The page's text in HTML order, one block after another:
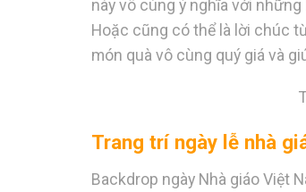
này vô cùng ý nghĩa với
Hoặc cũng có thể là lời chúc
món quà vô cùng quý giá và
Trang trí ngày lễ nhà
Backdrop ngày Nhà giáo Việt